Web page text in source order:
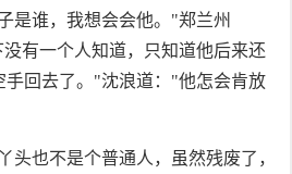
是谁，我想会会他。"郑兰州
有一个人知道，只知道他后来还
手回去了。"沈浪道："他怎会肯放
头也不是个普通人，虽然残废了，